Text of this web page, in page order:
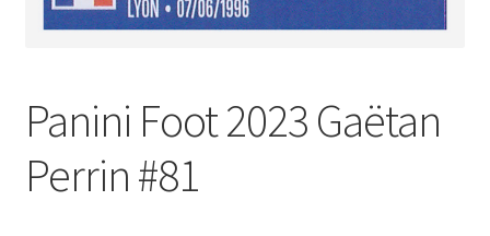
Panini Foot 2023 Gaëtan
Perrin #81